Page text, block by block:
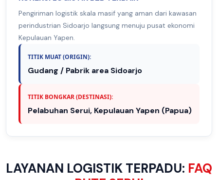
Pengiriman logistik skala masif yang aman dari kawasan
perindustrian Sidoarjo langsung menuju pusat ekonomi
Kepulauan Yapen.
TITIK MUAT (ORIGIN):
Gudang / Pabrik area Sidoarjo
TITIK BONGKAR (DESTINASI):
Pelabuhan Serui, Kepulauan Yapen (Papua)
LAYANAN LOGISTIK TERPADU: FAQ